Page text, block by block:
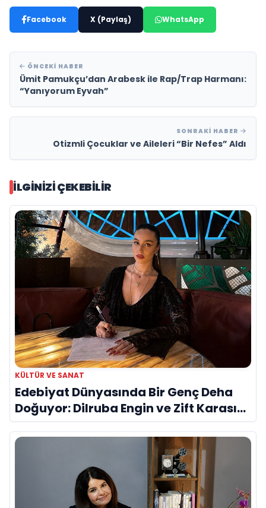
Facebook X (Paylaş) WhatsApp
ÖNCEKI HABER
Ümit Pamukçu’dan Arabesk ile Rap/Trap Harmanı:
“Yanıyorum Eyvah”
SONRAKI HABER
Otizmli Çocuklar ve Aileleri “Bir Nefes” Aldı
İLGINIZI ÇEKEBILIR
KÜLTÜR VE SANAT
Edebiyat Dünyasında Bir Genç Deha
Doğuyor: Dilruba Engin ve Zift Karası
Evreni ‘AVENOİR’